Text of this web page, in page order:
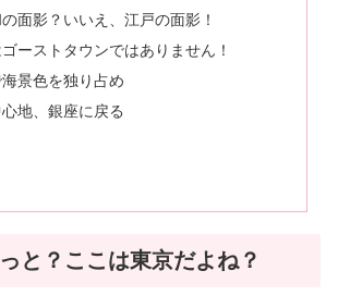
面影？いいえ、江戸の面影！
ーストタウンではありません！
景色を独り占め
地、銀座に戻る
と？ここは東京だよね？